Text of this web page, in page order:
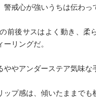
戒心が強いうちは伝わっ
前後サスはよく動き、柔
リングだ。
やアンダーステア気味な
プ感は、傾いたままでも